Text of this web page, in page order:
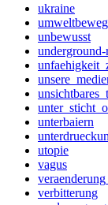
ukraine
unbewusst
unterbaiern
utopie
vagus
verbitterung